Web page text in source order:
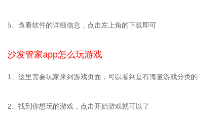
5、查看软件的详细信息，点击左上角的下载即可
沙发管家app怎么玩游戏
1、这里需要玩家来到游戏页面，可以看到是有海量游戏分类的
2、找到你想玩的游戏，点击开始游戏就可以了